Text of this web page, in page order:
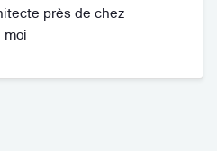
près de chez
moi